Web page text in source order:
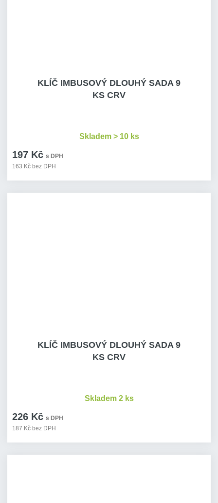
KLÍČ IMBUSOVÝ DLOUHÝ SADA 9
KS CRV
197 Kč s DPH
163 Kč bez DPH
Skladem > 10 ks
KLÍČ IMBUSOVÝ DLOUHÝ SADA 9
KS CRV
226 Kč s DPH
187 Kč bez DPH
Skladem 2 ks